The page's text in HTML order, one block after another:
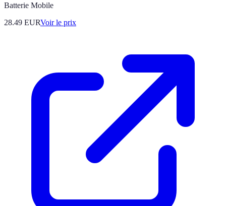
Batterie Mobile
28.49 EURVoir le prix